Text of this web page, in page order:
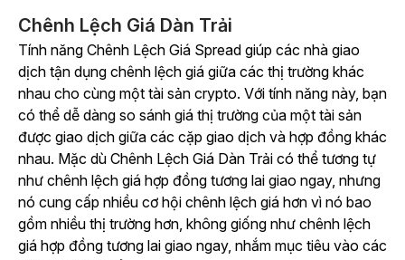
Chênh Lệch Giá Dàn Trải
Tính năng Chênh Lệch Giá Spread giúp các nhà giao
dịch tận dụng chênh lệch giá giữa các thị trường khác
nhau cho cùng một tài sản crypto. Với tính năng này, bạn
có thể dễ dàng so sánh giá thị trường của một tài sản
được giao dịch giữa các cặp giao dịch và hợp đồng khác
nhau. Mặc dù Chênh Lệch Giá Dàn Trải có thể tương tự
như chênh lệch giá hợp đồng tương lai giao ngay, nhưng
nó cung cấp nhiều cơ hội chênh lệch giá hơn vì nó bao
gồm nhiều thị trường hơn, không giống như chênh lệch
giá hợp đồng tương lai giao ngay, nhắm mục tiêu vào các